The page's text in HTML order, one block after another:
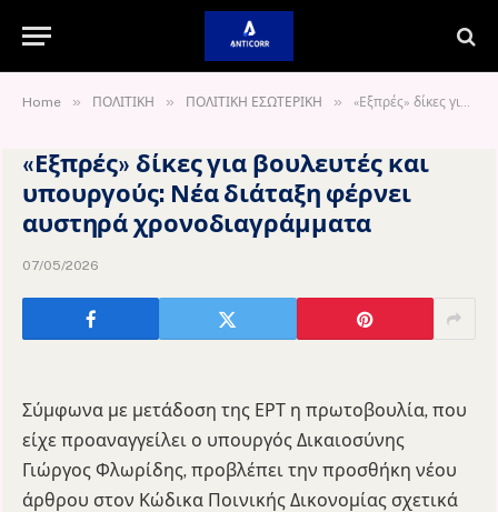
Home » ΠΟΛΙΤΙΚΗ » ΠΟΛΙΤΙΚΗ ΕΣΩΤΕΡΙΚΗ » «Εξπρές» δίκες για βουλευτές και υπουργούς: Νέα διάταξη φέρνει αυστηρά χρονοδιαγράμματα
«Εξπρές» δίκες για βουλευτές και
υπουργούς: Νέα διάταξη φέρνει
αυστηρά χρονοδιαγράμματα
07/05/2026
Σύμφωνα με μετάδοση της ΕΡΤ η πρωτοβουλία, που
είχε προαναγγείλει ο υπουργός Δικαιοσύνης
Γιώργος Φλωρίδης, προβλέπει την προσθήκη νέου
άρθρου στον Κώδικα Ποινικής Δικονομίας σχετικά